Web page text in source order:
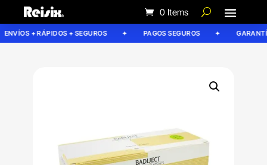
0 Items
+ RÁPIDOS + SEGUROS PAGOS SEGUROS